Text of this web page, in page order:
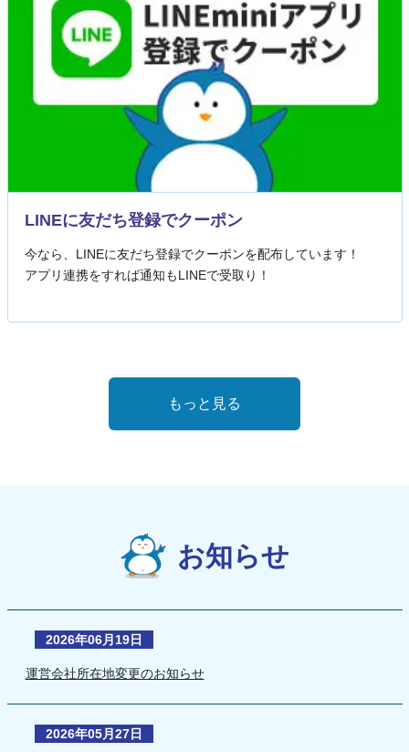
LINEに友だち登録でクーポン
今なら、LINEに友だち登録でクーポンを配布しています！
アプリ連携をすれば通知もLINEで受取り！
もっと見る
お知らせ
2026年06月19日
運営会社所在地変更のお知らせ
2026年05月27日